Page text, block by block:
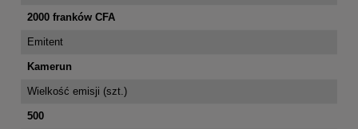
2000 franków CFA
Emitent
Kamerun
Wielkość emisji (szt.)
500